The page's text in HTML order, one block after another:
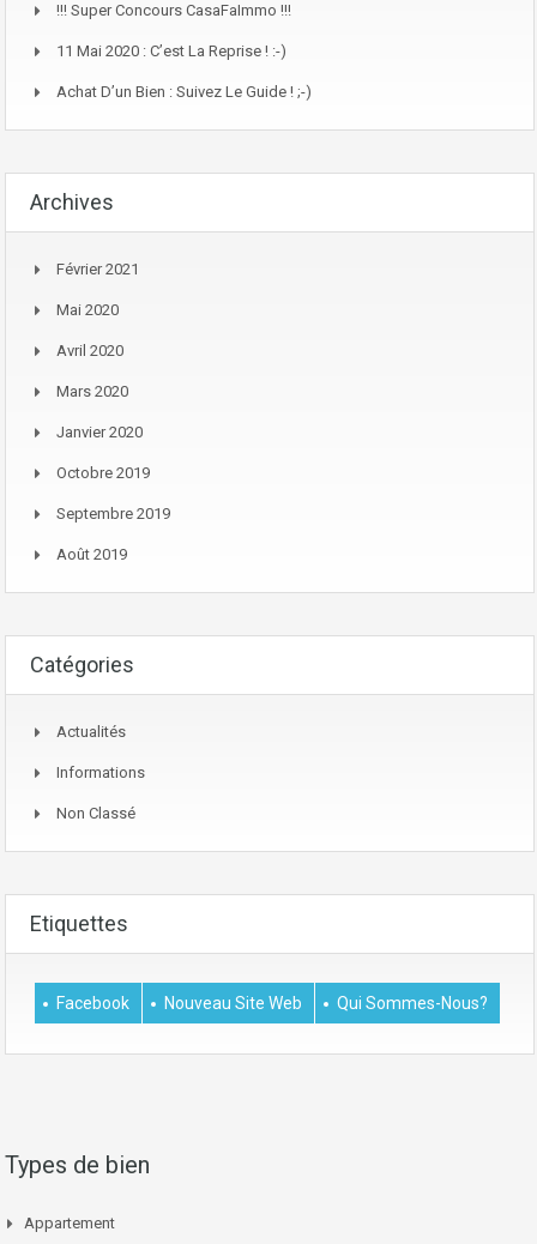
!!! Super Concours CasaFaImmo !!!
11 Mai 2020 : C’est La Reprise ! :-)
Achat D’un Bien : Suivez Le Guide ! ;-)
Archives
Février 2021
Mai 2020
Avril 2020
Mars 2020
Janvier 2020
Octobre 2019
Septembre 2019
Août 2019
Catégories
Actualités
Informations
Non Classé
Etiquettes
Facebook Nouveau Site Web Qui Sommes-Nous?
Types de bien
Appartement